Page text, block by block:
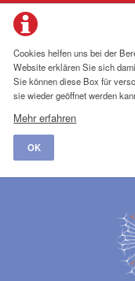
Cookies helfen uns bei der
Website erklären Sie sich
Sie können diese Box für
sie wieder geöffnet werden
Mehr erfahren
OK